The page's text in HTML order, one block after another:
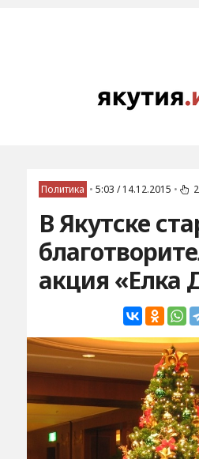
Политика • 5:03 / 14.12.2015 •
В Якутске
акция «Елка